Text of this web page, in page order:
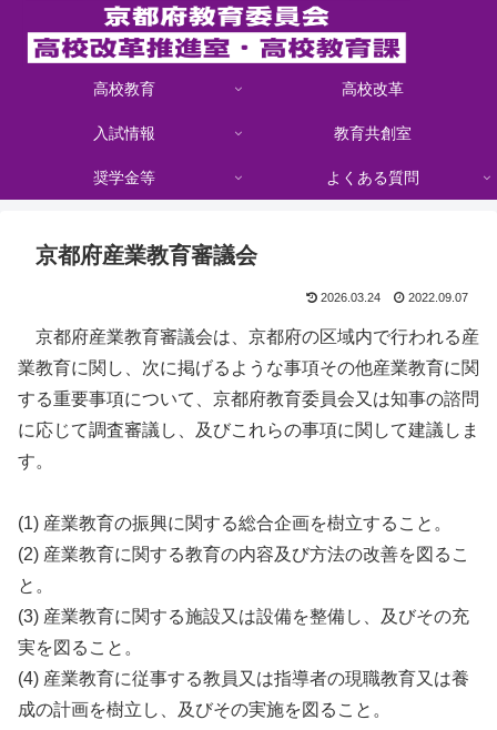
高校教育 高校改革
入試情報 教育共創室
奨学金等 よくある質問
京都府産業教育審議会
2026.03.24 2022.09.07
京都府産業教育審議会は、京都府の区域内で行われる産
業教育に関し、次に掲げるような事項その他産業教育に関
する重要事項について、京都府教育委員会又は知事の諮問
に応じて調査審議し、及びこれらの事項に関して建議しま
す。
(1) 産業教育の振興に関する総合企画を樹立すること。
(2) 産業教育に関する教育の内容及び方法の改善を図るこ
と。
(3) 産業教育に関する施設又は設備を整備し、及びその充
実を図ること。
(4) 産業教育に従事する教員又は指導者の現職教育又は養
成の計画を樹立し、及びその実施を図ること。